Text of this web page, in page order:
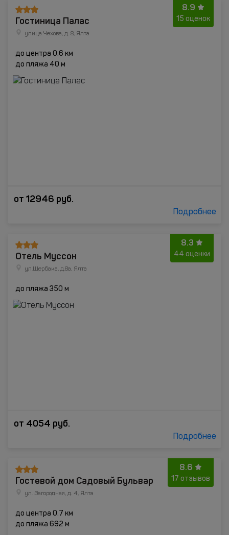
8.9
15 оценок
Гостиница Палас
улица Чехова, д. 8, Ялта
до центра 0.6 км
до пляжа 40 м
от 12946 руб.
Подробнее
8.3
44 оценки
Отель Муссон
ул.Щербака, д.8а, Ялта
до пляжа 350 м
от 4054 руб.
Подробнее
8.6
17 отзывов
Гостевой дом Садовый Бульвар
ул. Загородная, д. 4, Ялта
до центра 0.7 км
до пляжа 692 м